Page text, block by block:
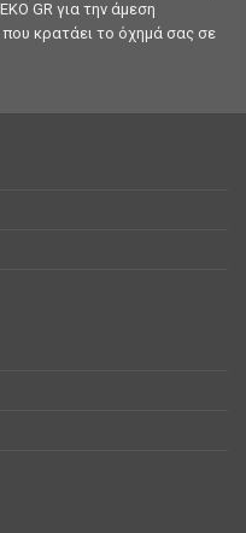
GR για την άμεση
που κρατάει το όχημά σας σε